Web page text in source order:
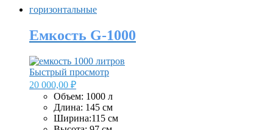
горизонтальные
Емкость G-1000
Быстрый просмотр
20 000,00 ₽
Объем: 1000 л
Длина: 145 см
Ширина:115 см